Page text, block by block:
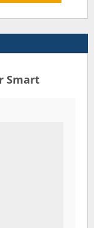
Smart